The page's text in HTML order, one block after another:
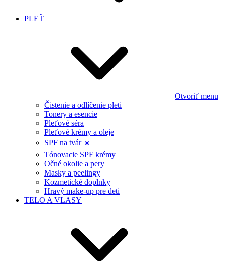
PLEŤ
Otvoriť menu
Čistenie a odlíčenie pleti
Tonery a esencie
Pleťové séra
Pleťové krémy a oleje
SPF na tvár ☀️
Tónovacie SPF krémy
Očné okolie a pery
Masky a peelingy
Kozmetické doplnky
Hravý make-up pre deti
TELO A VLASY